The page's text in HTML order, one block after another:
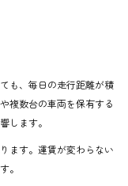
も、毎日の走行距離が積
複数台の車両を保有する
します。
ます。運賃が変わらない
。